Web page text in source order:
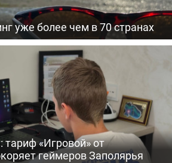
уже более чем в 70 странах
тариф «Игровой» от
геймеров Заполярья